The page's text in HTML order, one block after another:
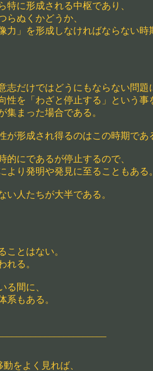
特に形成される中枢であり、
らぬくかどうか、
力」を形成しなければならない時
志だけではどうにもならない問題
性を「わざと停止する」という事
集まった場合である。
形成され得るのはこの時期であ
的にであるが停止するので、
り発明や発見に至ることもある。
い人たちが大半である。
ことはない。
れる。
る間に、
系もある。
をよく見れば、